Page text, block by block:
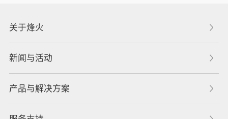
关于烽火
新闻与活动
产品与解决方案